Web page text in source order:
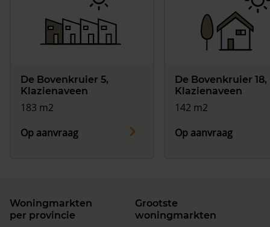
De Bovenkruier 5,
Klazienaveen
183 m2
Op aanvraag
De Bovenkruier 18,
Klazienaveen
142 m2
Op aanvraag
Woningmarkten
per provincie
Grootste
woningmarkten